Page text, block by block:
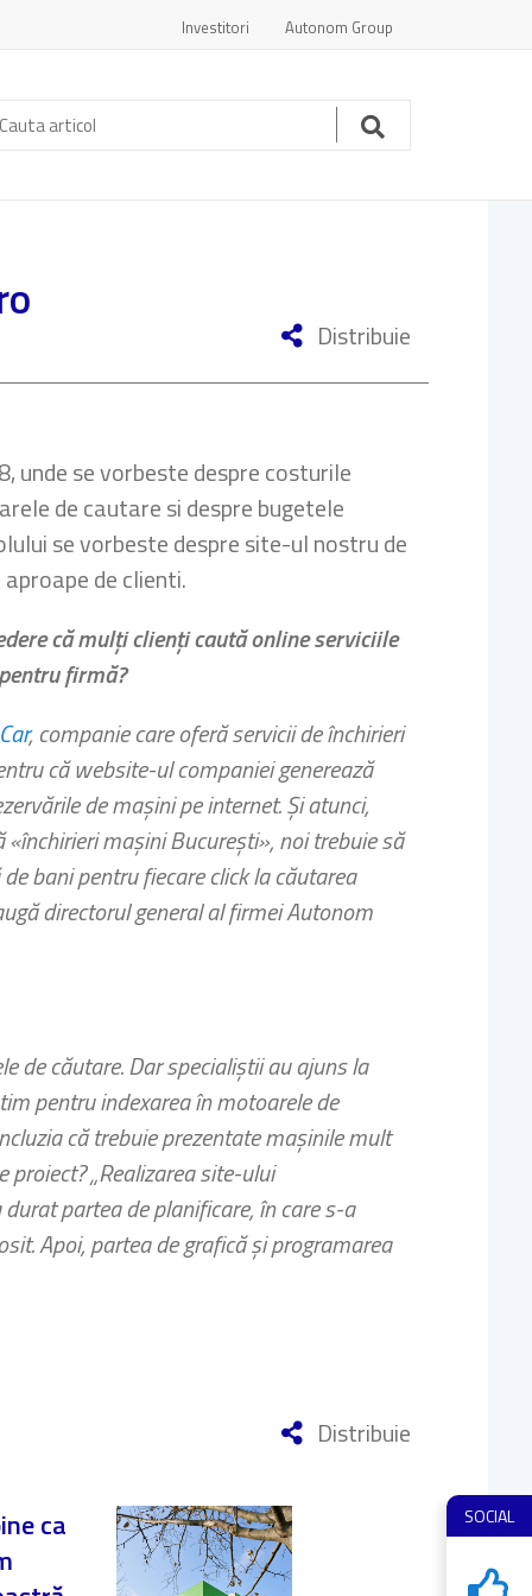
SOCIAL
Investitori Autonom Group
Cauta
Distribuie
unde se vorbeste despre costurile
de cautare si despre bugetele
se vorbeste despre site-ul nostru de
de clienti.
că mulţi clienţi caută online serviciile
firmă?
, companie care oferă servicii de închirieri
că website-ul companiei generează
de maşini pe internet. Şi atunci,
maşini Bucureşti», noi trebuie să
bani pentru fiecare click la căutarea
directorul general al firmei Autonom
de căutare. Dar specialiştii au ajuns la
pentru indexarea în motoarele de
că trebuie prezentate maşinile mult
„Realizarea site-ului
partea de planificare, în care s-a
Apoi, partea de grafică şi programarea
Distribuie
ca
Micile